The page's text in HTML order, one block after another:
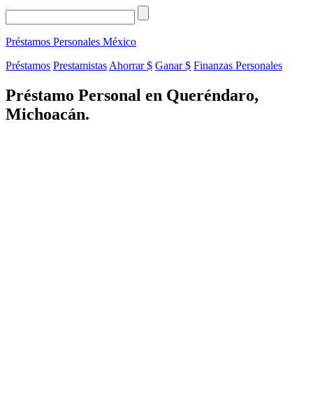
Préstamos Personales México
Préstamos Prestamistas Ahorrar $ Ganar $ Finanzas Personales
Préstamo Personal en Queréndaro,
Michoacán.